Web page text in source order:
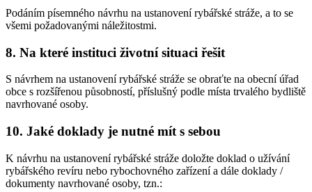
Podáním písemného návrhu na ustanovení rybářské stráže, a to se
všemi požadovanými náležitostmi.
8. Na které instituci životní situaci řešit
S návrhem na ustanovení rybářské stráže se obraťte na obecní úřad
obce s rozšířenou působností, příslušný podle místa trvalého bydliště
navrhované osoby.
10. Jaké doklady je nutné mít s sebou
K návrhu na ustanovení rybářské stráže doložte doklad o užívání
rybářského revíru nebo rybochovného zařízení a dále doklady /
dokumenty navrhované osoby, tzn.: